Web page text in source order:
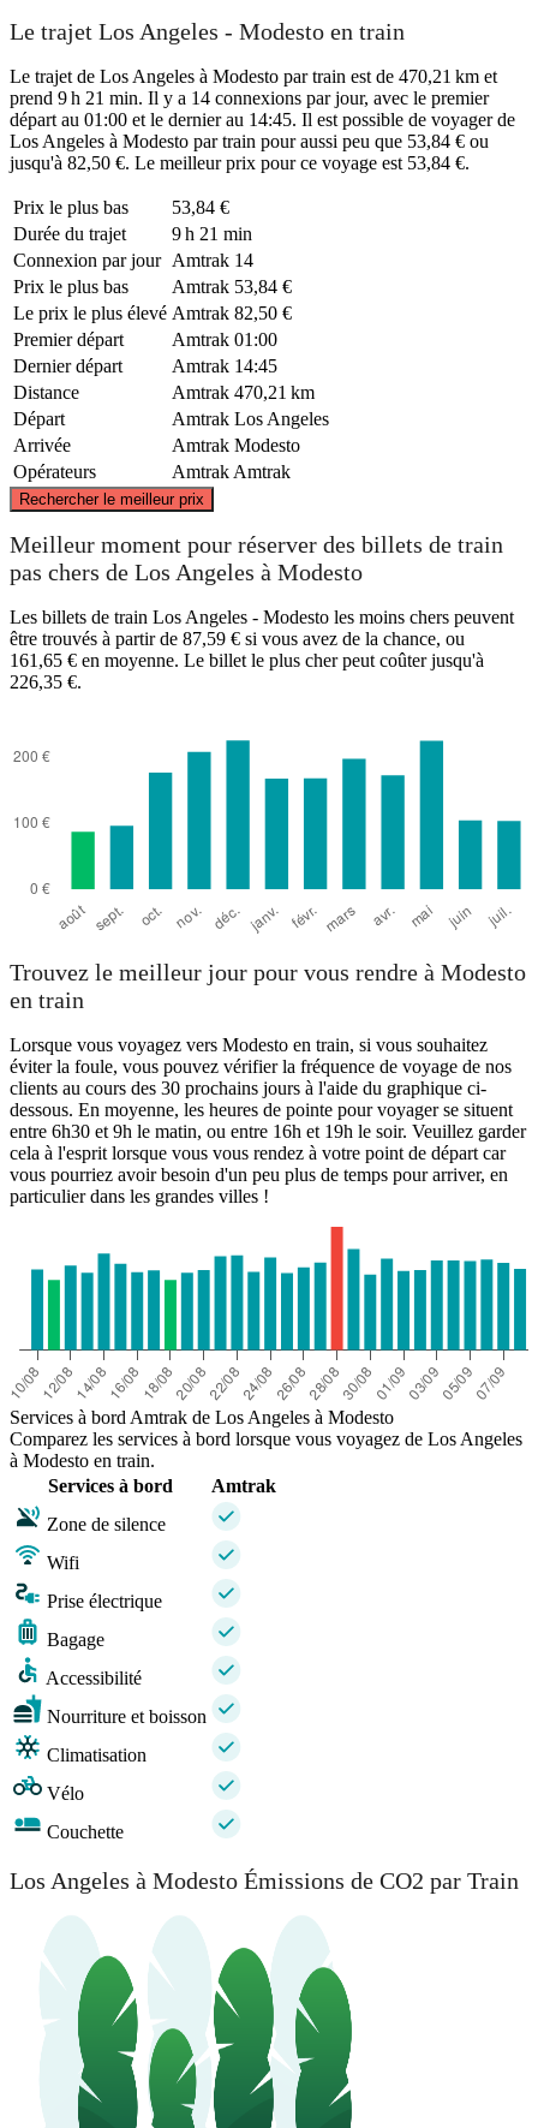
Le trajet Los Angeles - Modesto en train
Le trajet de Los Angeles à Modesto par train est de 470,21 km et
prend 9 h 21 min. Il y a 14 connexions par jour, avec le premier
départ au 01:00 et le dernier au 14:45. Il est possible de voyager de
Los Angeles à Modesto par train pour aussi peu que 53,84 € ou
jusqu'à 82,50 €. Le meilleur prix pour ce voyage est 53,84 €.
Prix ​​le plus bas
53,84 €
Durée du trajet
9 h 21 min
Connexion par jour Amtrak 14
Prix ​​le plus bas
Amtrak 53,84 €
Le prix le plus élevé Amtrak 82,50 €
Premier départ
Amtrak 01:00
Dernier départ
Amtrak 14:45
Distance
Amtrak 470,21 km
Départ
Amtrak Los Angeles
Arrivée
Amtrak Modesto
Opérateurs
Amtrak Amtrak
Rechercher le meilleur prix
Los Angeles, CA
©CARTO
Meilleur moment pour réserver des billets de train
pas chers de Los Angeles à Modesto
Les billets de train Los Angeles - Modesto les moins chers peuvent
être trouvés à partir de 87,59 € si vous avez de la chance, ou
161,65 € en moyenne. Le billet le plus cher peut coûter jusqu'à
226,35 €.
Trouvez le meilleur jour pour vous rendre à Modesto
en train
Lorsque vous voyagez vers Modesto en train, si vous souhaitez
éviter la foule, vous pouvez vérifier la fréquence de voyage de nos
clients au cours des 30 prochains jours à l'aide du graphique ci-
dessous. En moyenne, les heures de pointe pour voyager se situent
entre 6h30 et 9h le matin, ou entre 16h et 19h le soir. Veuillez garder
cela à l'esprit lorsque vous vous rendez à votre point de départ car
vous pourriez avoir besoin d'un peu plus de temps pour arriver, en
particulier dans les grandes villes !
Services à bord Amtrak de Los Angeles à Modesto
Comparez les services à bord lorsque vous voyagez de Los Angeles
à Modesto en train.
Services à bord
Amtrak
Zone de silence
Wifi
Prise électrique
Bagage
Accessibilité
Nourriture et boisson
Climatisation
Vélo
Couchette
Los Angeles à Modesto Émissions de CO2 par Train